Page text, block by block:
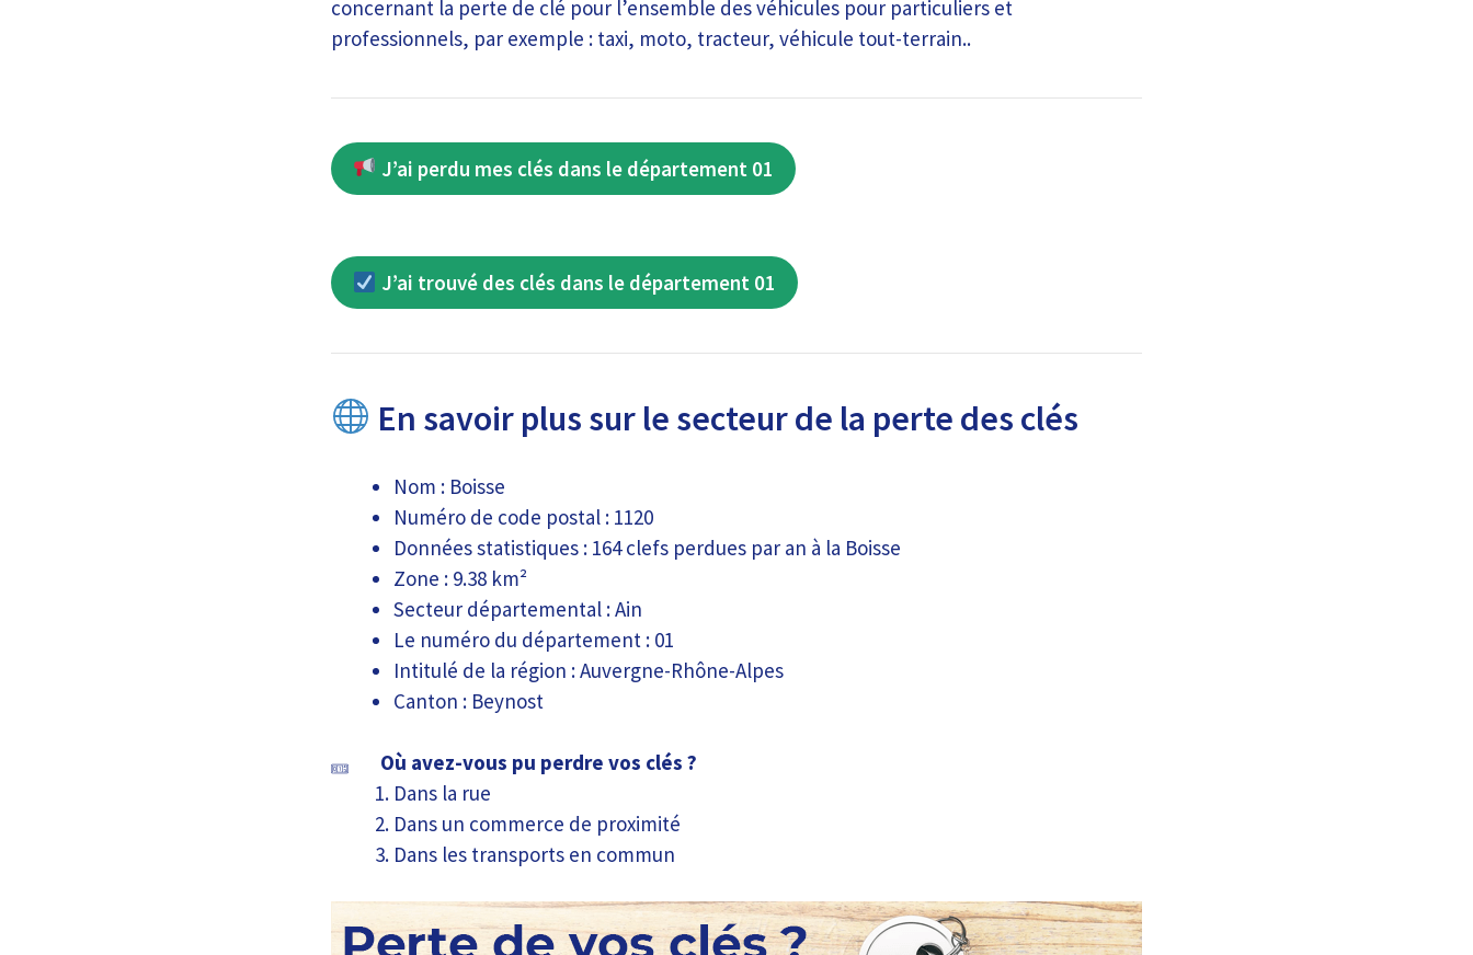
concernant la perte de clé pour l’ensemble des véhicules pour particuliers et
professionnels, par exemple : taxi, moto, tracteur, véhicule tout-terrain..
J’ai perdu mes clés dans le département 01
J’ai trouvé des clés dans le département 01
En savoir plus sur le secteur de la perte des clés
Nom : Boisse
Numéro de code postal : 1120
Données statistiques : 164 clefs perdues par an à la Boisse
Zone : 9.38 km²
Secteur départemental : Ain
Le numéro du département : 01
Intitulé de la région : Auvergne-Rhône-Alpes
Canton : Beynost
Où avez-vous pu perdre vos clés ?
Dans la rue
Dans un commerce de proximité
Dans les transports en commun